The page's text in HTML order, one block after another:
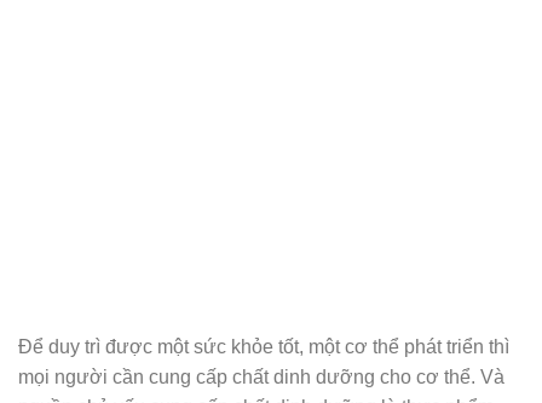
Để duy trì được một sức khỏe tốt, một cơ thể phát triển thì
mọi người cần cung cấp chất dinh dưỡng cho cơ thể. Và